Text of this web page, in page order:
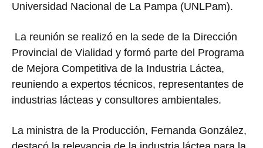
Universidad Nacional de La Pampa (UNLPam).
La reunión se realizó en la sede de la Dirección
Provincial de Vialidad y formó parte del Programa
de Mejora Competitiva de la Industria Láctea,
reuniendo a expertos técnicos, representantes de
industrias lácteas y consultores ambientales.
La ministra de la Producción, Fernanda González,